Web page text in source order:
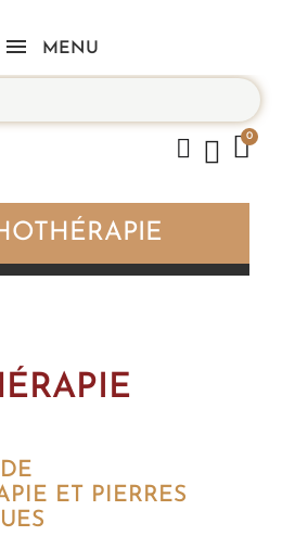
MENU
ET PIERRES